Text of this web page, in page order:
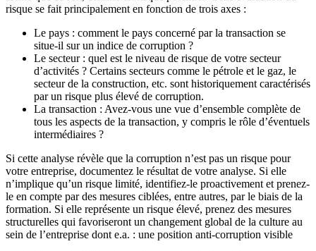
risque se fait principalement en fonction de trois axes :
Le pays : comment le pays concerné par la transaction se
situe-il sur un indice de corruption ?
Le secteur : quel est le niveau de risque de votre secteur
d’activités ? Certains secteurs comme le pétrole et le gaz, le
secteur de la construction, etc. sont historiquement caractérisés
par un risque plus élevé de corruption.
La transaction : Avez-vous une vue d’ensemble complète de
tous les aspects de la transaction, y compris le rôle d’éventuels
intermédiaires ?
Si cette analyse révèle que la corruption n’est pas un risque pour
votre entreprise, documentez le résultat de votre analyse. Si elle
n’implique qu’un risque limité, identifiez-le proactivement et prenez-
le en compte par des mesures ciblées, entre autres, par le biais de la
formation. Si elle représente un risque élevé, prenez des mesures
structurelles qui favoriseront un changement global de la culture au
sein de l’entreprise dont e.a. : une position anti-corruption visible